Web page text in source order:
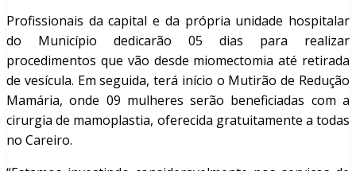
Profissionais da capital e da própria unidade hospitalar
do Município dedicarão 05 dias para realizar
procedimentos que vão desde miomectomia até retirada
de vesícula. Em seguida, terá início o Mutirão de Redução
Mamária, onde 09 mulheres serão beneficiadas com a
cirurgia de mamoplastia, oferecida gratuitamente a todas
no Careiro.